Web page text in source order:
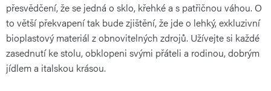
přesvědčení, že se jedná o sklo, křehké a s patřičnou váhou. O
to větší překvapení tak bude zjištění, že jde o lehký, exkluzivní
bioplastový materiál z obnovitelných zdrojů. Užívejte si každé
zasednutí ke stolu, obklopeni svými přáteli a rodinou, dobrým
jídlem a italskou krásou.